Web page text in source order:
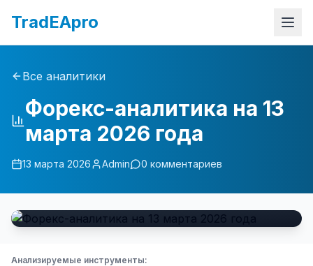
TradEApro
Все аналитики
Форекс-аналитика на 13
марта 2026 года
13 марта 2026 Admin 0 комментариев
Анализируемые инструменты: